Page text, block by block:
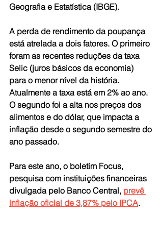
Geografia e Estatística (IBGE).
A perda de rendimento da poupança
está atrelada a dois fatores. O primeiro
foram as recentes reduções da taxa
Selic (juros básicos da economia)
para o menor nível da história.
Atualmente a taxa está em 2% ao ano.
O segundo foi a alta nos preços dos
alimentos e do dólar, que impacta a
inflação desde o segundo semestre do
ano passado.
Para este ano, o boletim Focus,
pesquisa com instituições financeiras
divulgada pelo Banco Central, prevê
inflação oficial de 3,87% pelo IPCA.